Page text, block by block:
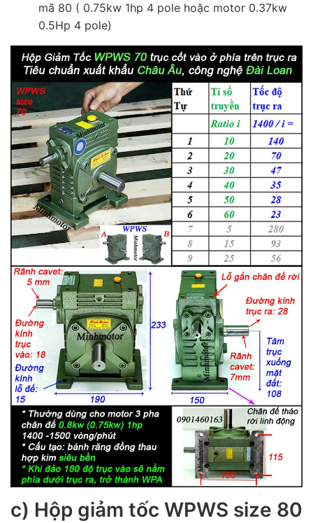
mã 80 ( 0.75kw 1hp 4 pole hoặc motor 0.37kw
0.5Hp 4 pole)
c) Hộp giảm tốc WPWS size 80